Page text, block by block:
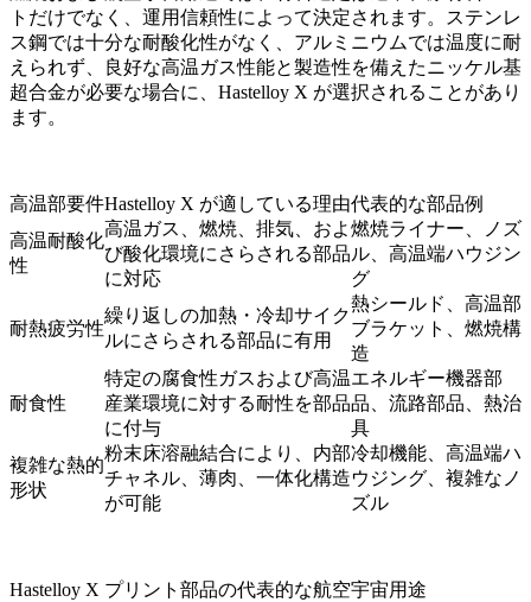
トだけでなく、運用信頼性によって決定されます。ステンレ
ス鋼では十分な耐酸化性がなく、アルミニウムでは温度に耐
えられず、良好な高温ガス性能と製造性を備えたニッケル基
超合金が必要な場合に、Hastelloy X が選択されることがあり
ます。
高温部要件Hastelloy X が適している理由代表的な部品例
高温耐酸化
性
高温ガス、燃焼、排気、およ
び酸化環境にさらされる部品
に対応
燃焼ライナー、ノズ
ル、高温端ハウジン
グ
耐熱疲労性
繰り返しの加熱・冷却サイク
ルにさらされる部品に有用
熱シールド、高温部
ブラケット、燃焼構
造
耐食性
特定の腐食性ガスおよび高温
産業環境に対する耐性を部品
に付与
エネルギー機器部
品、流路部品、熱治
具
複雑な熱的
形状
粉末床溶融結合により、内部
チャネル、薄肉、一体化構造
が可能
冷却機能、高温端ハ
ウジング、複雑なノ
ズル
Hastelloy X プリント部品の代表的な航空宇宙用途